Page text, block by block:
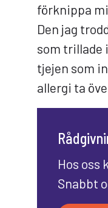
förknippa
Den jag
som trillade
tjejen som
allergi ta
Hos oss
Snabbt